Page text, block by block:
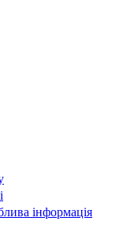
інформація